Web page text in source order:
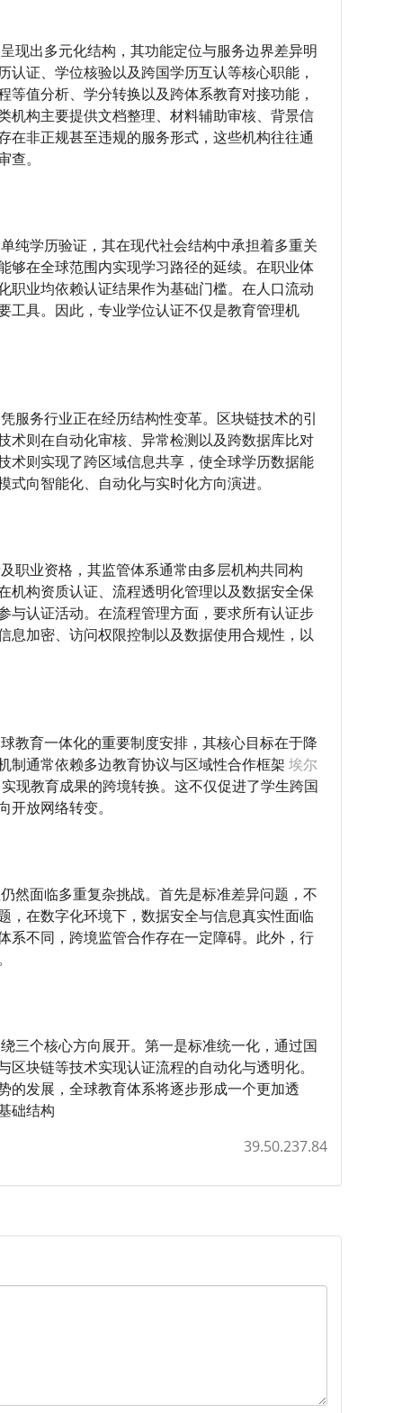
现出多元化结构，其功能定位与服务边界差异明
证、学位核验以及跨国学历互认等核心职能，
值分析、学分转换以及跨体系教育对接功能，
机构主要提供文档整理、材料辅助审核、背景信
非正规甚至违规的服务形式，这些机构往往通
。
纯学历验证，其在现代社会结构中承担着多重关
够在全球范围内实现学习路径的延续。在职业体
职业均依赖认证结果作为基础门槛。在人口流动
工具。因此，专业学位认证不仅是教育管理机
服务行业正在经历结构性变革。区块链技术的引
术则在自动化审核、异常检测以及跨数据库比对
术则实现了跨区域信息共享，使全球学历数据能
向智能化、自动化与实时化方向演进。
职业资格，其监管体系通常由多层机构共同构
机构资质认证、流程透明化管理以及数据安全保
与认证活动。在流程管理方面，要求所有认证步
息加密、访问权限控制以及数据使用合规性，以
教育一体化的重要制度安排，其核心目标在于降
制通常依赖多边教育协议与区域性合作框架 埃尔
现教育成果的跨境转换。这不仅促进了学生跨国
放网络转变。
然面临多重复杂挑战。首先是标准差异问题，不
，在数字化环境下，数据安全与信息真实性面临
系不同，跨境监管合作存在一定障碍。此外，行
三个核心方向展开。第一是标准统一化，通过国
块链等技术实现认证流程的自动化与透明化。
的发展，全球教育体系将逐步形成一个更加透
础结构
39.50.237.84